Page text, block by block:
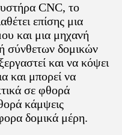
CNC, το
επίσης μια
και μια μηχανή
σύνθετων δομικών
και να κόψει
και μπορεί να
σε φθορά
κάμψεις
δομικά μέρη.